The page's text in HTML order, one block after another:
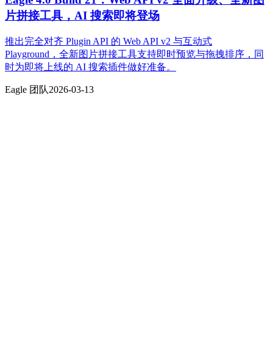
片拼接工具，AI 搜索即将登场
推出完全对齐 Plugin API 的 Web API v2 与互动式
Playground，全新图片拼接工具支持即时预览与拖拽排序，同
时为即将上线的 AI 搜索插件做好准备。
Eagle 团队2026-03-13